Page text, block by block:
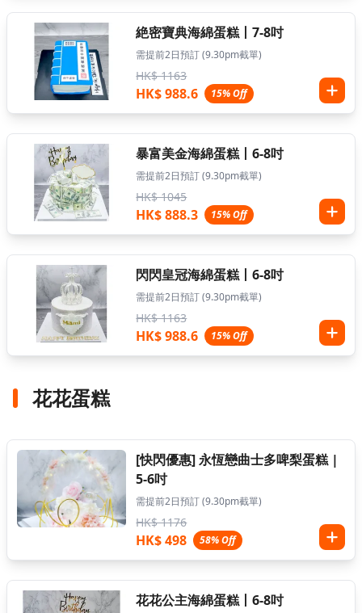
絶密寶典海綿蛋糕丨7-8吋
需提前2日預訂 (9.30pm截單)
HK$ 1163
HK$ 988.6 15% Off
暴富美金海綿蛋糕丨6-8吋
需提前2日預訂 (9.30pm截單)
HK$ 1045
HK$ 888.3 15% Off
閃閃皇冠海綿蛋糕丨6-8吋
需提前2日預訂 (9.30pm截單)
HK$ 1163
HK$ 988.6 15% Off
花花蛋糕
[快閃優惠] 永恆戀曲士多啤梨蛋糕 |
5-6吋
需提前2日預訂 (9.30pm截單)
HK$ 1176
HK$ 498 58% Off
花花公主海綿蛋糕丨6-8吋